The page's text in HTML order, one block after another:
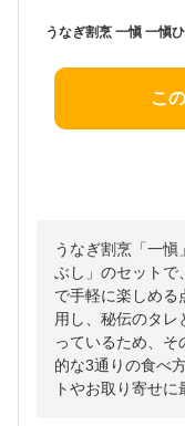
こ
うなぎ割烹「一愼
ぶし」のセットで
で手軽に楽しめる
用し、秘伝のタ
っているため、
的な3通りの食べ
トやお取り寄せに